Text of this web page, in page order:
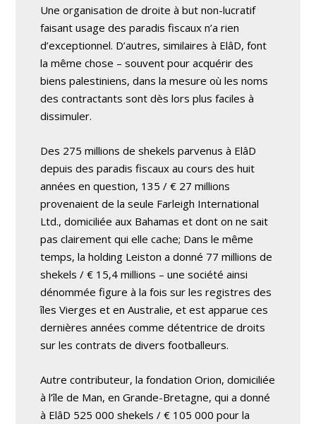
Une organisation de droite à but non-lucratif
faisant usage des paradis fiscaux n’a rien
d’exceptionnel. D’autres, similaires à ElâD, font
la même chose – souvent pour acquérir des
biens palestiniens, dans la mesure où les noms
des contractants sont dès lors plus faciles à
dissimuler.
Des 275 millions de shekels parvenus à ElâD
depuis des paradis fiscaux au cours des huit
années en question, 135 / € 27 millions
provenaient de la seule Farleigh International
Ltd., domiciliée aux Bahamas et dont on ne sait
pas clairement qui elle cache; Dans le même
temps, la holding Leiston a donné 77 millions de
shekels / € 15,4 millions – une société ainsi
dénommée figure à la fois sur les registres des
îles Vierges et en Australie, et est apparue ces
dernières années comme détentrice de droits
sur les contrats de divers footballeurs.
Autre contributeur, la fondation Orion, domiciliée
à l’île de Man, en Grande-Bretagne, qui a donné
à ElâD 525 000 shekels / € 105 000 pour la